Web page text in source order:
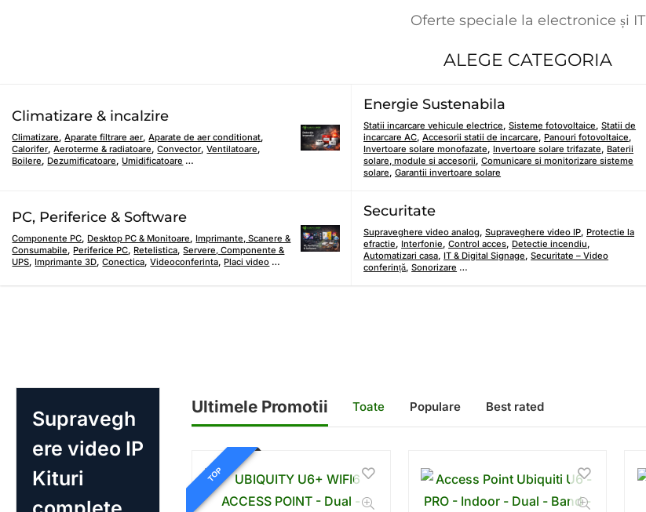
Oferte speciale la electronice și IT
ALEGE CATEGORIA
Climatizare & incalzire
Climatizare,Aparate filtrare aer,Aparate de aer conditionat,
Calorifer,Aeroterme & radiatoare,Convector,Ventilatoare,
Boilere, Dezumificatoare, Umidificatoare …
Energie Sustenabila
Statii incarcare vehicule electrice,Sisteme fotovoltaice,Statii de
incarcare AC,Accesorii statii de incarcare, Panouri fotovoltaice,
Invertoare solare monofazate, Invertoare solare trifazate, Baterii
solare, module si accesorii,Comunicare si monitorizare sisteme
solare,Garantii invertoare solare
PC, Periferice & Software
Componente PC, Desktop PC & Monitoare, Imprimante, Scanere &
Consumabile, Periferice PC, Retelistica,Servere, Componente &
UPS, Imprimante 3D,Conectica,Videoconferinta, Placi video …
Securitate
Supraveghere video analog,Supraveghere video IP, Protectie la
efractie, Interfonie,Control acces, Detectie incendiu,
Automatizari casa, IT & Digital Signage,Securitate – Video
conferință,Sonorizare …
Supravegh
ere video IP
Kituri
Ultimele Promotii Toate Populare Best rated
TOP